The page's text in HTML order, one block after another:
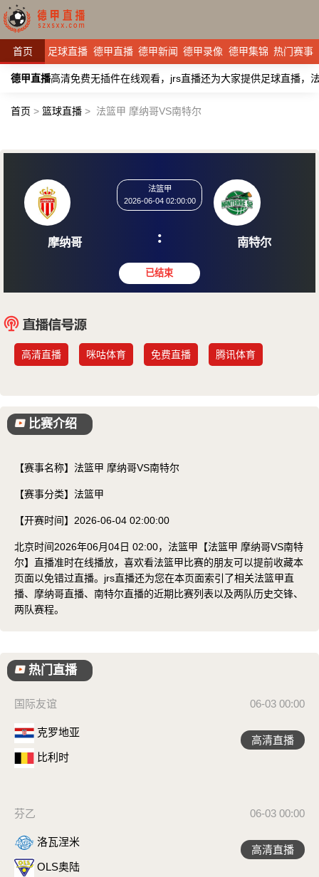
首页 足球直播 德甲直播 德甲新闻 德甲录像 德甲集锦 热门赛事
德甲直播高清免费无插件在线观看，jrs直播还为大家提供足球直播，
首页 > 篮球直播 > 法篮甲 摩纳哥VS南特尔
摩纳哥
2026-06-04 02:00:00
: 南
高清直播 咪咕体育 免费直播 腾讯体育
比赛介绍
【赛事名称】 法篮甲 摩纳哥VS南特尔
【赛事分类】 法篮甲
【开赛时间】 2026-06-04 02:00:00
北京时间2026年06月04日 02:00，法篮甲【法篮甲 摩纳哥VS南特
尔】直播准时在线播放，喜欢看法篮甲比赛的朋友可以提前收藏本
页面以免错过直播。jrs直播还为您在本页面索引了相关法篮甲直
播、摩纳哥直播、南特尔直播的近期比赛列表以及两队历史交锋、
两队赛程。
热门直播
国际友谊 06-03 00:00
克罗地亚
比利时
高清直播
芬乙 06-03 00:00
洛瓦涅米
OLS奥陆
高清直播